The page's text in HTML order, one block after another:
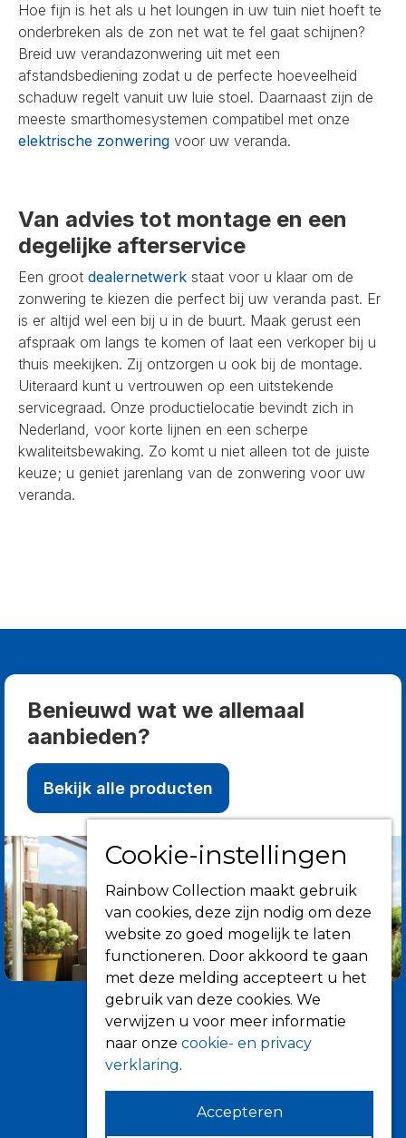
Hoe fijn is het als u het loungen in uw tuin niet hoeft te
onderbreken als de zon net wat te fel gaat schijnen?
Breid uw verandazonwering uit met een
afstandsbediening zodat u de perfecte hoeveelheid
schaduw regelt vanuit uw luie stoel. Daarnaast zijn de
meeste smarthomesystemen compatibel met onze
elektrische zonwering voor uw veranda.
Van advies tot montage en een
degelijke afterservice
Een groot dealernetwerk staat voor u klaar om de
zonwering te kiezen die perfect bij uw veranda past. Er
is er altijd wel een bij u in de buurt. Maak gerust een
afspraak om langs te komen of laat een verkoper bij u
thuis meekijken. Zij ontzorgen u ook bij de montage.
Uiteraard kunt u vertrouwen op een uitstekende
servicegraad. Onze productielocatie bevindt zich in
Nederland, voor korte lijnen en een scherpe
kwaliteitsbewaking. Zo komt u niet alleen tot de juiste
keuze; u geniet jarenlang van de zonwering voor uw
veranda.
Benieuwd wat we allemaal
aanbieden?
Bekijk alle producten
Informatie
Cookie-instellingen
Rainbow Collection maakt gebruik
van cookies, deze zijn nodig om deze
website zo goed mogelijk te laten
functioneren. Door akkoord te gaan
met deze melding accepteert u het
gebruik van deze cookies. We
verwijzen u voor meer informatie
naar onze cookie- en privacy
verklaring.
Accepteren